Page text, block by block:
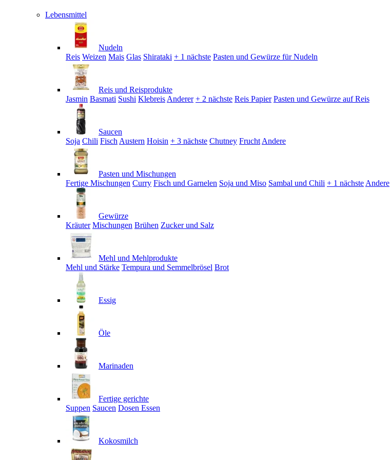
Lebensmittel
Nudeln
Reis Weizen Mais Glas Shirataki + 1 nächste Pasten und Gewürze für Nudeln
Reis und Reisprodukte
Jasmin Basmati Sushi Klebreis Anderer + 2 nächste Reis Papier Pasten und Gewürze auf Reis
Saucen
Soja Chili Fisch Austern Hoisin + 3 nächste Chutney Frucht Andere
Pasten und Mischungen
Fertige Mischungen Curry Fisch und Garnelen Soja und Miso Sambal und Chili + 1 nächste Andere
Gewürze
Kräuter Mischungen Brühen Zucker und Salz
Mehl und Mehlprodukte
Mehl und Stärke Tempura und Semmelbrösel Brot
Essig
Öle
Marinaden
Fertige gerichte
Suppen Saucen Dosen Essen
Kokosmilch